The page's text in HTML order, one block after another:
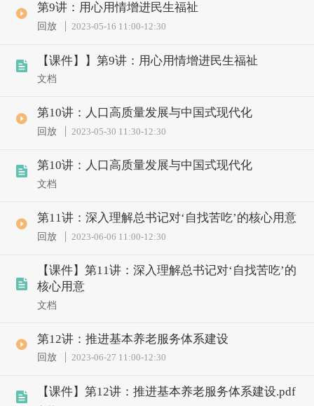
第9讲：用心用情增进民生福祉
回放 2023-05-16 11:00-12:30
【课件】】第9讲：用心用情增进民生福祉
文档
第10讲：人口高质量发展与中国式现代化
回放 2023-05-30 11:30-12:30
第10讲：人口高质量发展与中国式现代化
文档
第11讲：深入理解总书记对‘自找苦吃’的核心用意
回放 2023-06-06 11:00-12:30
【课件】第11讲：深入理解总书记对‘自找苦吃’的
核心用意
文档
第12讲：推进基本养老服务体系建设
回放 2023-06-27 11:00-12:30
【课件】第12讲：推进基本养老服务体系建设.pdf